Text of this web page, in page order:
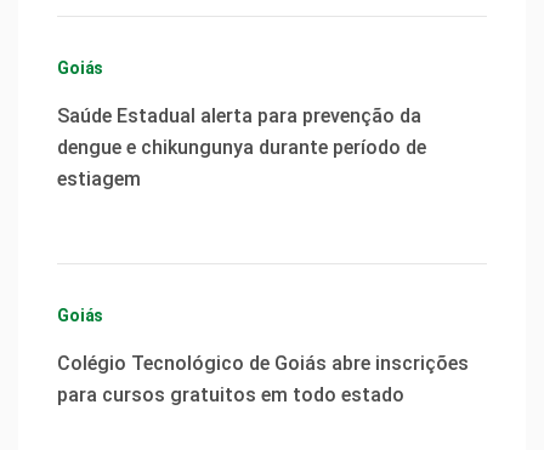
Goiás
Saúde Estadual alerta para prevenção da
dengue e chikungunya durante período de
estiagem
Goiás
Colégio Tecnológico de Goiás abre inscrições
para cursos gratuitos em todo estado